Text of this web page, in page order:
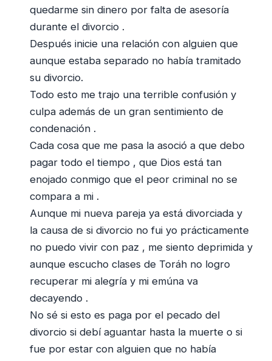
quedarme sin dinero por falta de asesoría
durante el divorcio .
Después inicie una relación con alguien que
aunque estaba separado no había tramitado
su divorcio.
Todo esto me trajo una terrible confusión y
culpa además de un gran sentimiento de
condenación .
Cada cosa que me pasa la asoció a que debo
pagar todo el tiempo , que Dios está tan
enojado conmigo que el peor criminal no se
compara a mi .
Aunque mi nueva pareja ya está divorciada y
la causa de si divorcio no fui yo prácticamente
no puedo vivir con paz , me siento deprimida y
aunque escucho clases de Toráh no logro
recuperar mi alegría y mi emúna va
decayendo .
No sé si esto es paga por el pecado del
divorcio si debí aguantar hasta la muerte o si
fue por estar con alguien que no había